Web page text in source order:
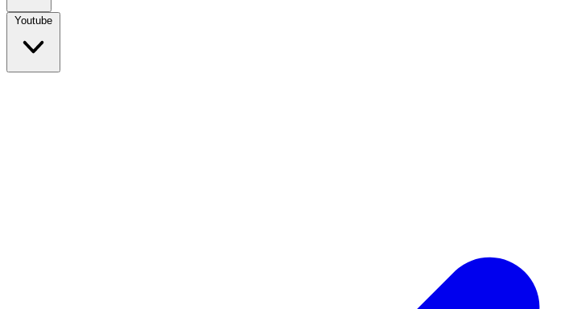
Youtube